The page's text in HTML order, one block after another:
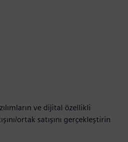
ve dijital özellikli
ortak satışını gerçekleştirin